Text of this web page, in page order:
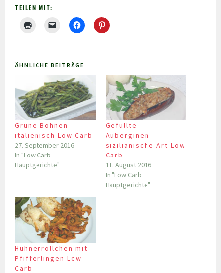
TEILEN MIT:
ÄHNLICHE BEITRÄGE
Grüne Bohnen
italienisch Low Carb
27. September 2016
In "Low Carb
Hauptgerichte"
Gefüllte
Auberginen-
sizilianische Art Low
Carb
11. August 2016
In "Low Carb
Hauptgerichte"
Hühnerröllchen mit
Pfifferlingen Low
Carb